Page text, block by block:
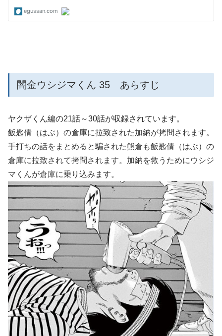
闇金ウシジマくん 35 あらすじ
ヤクザくん編の21話～30話が収録されています。
飯匙倩（はぶ）の倉庫に拉致された加納が拷問されます。
手打ちの話をまとめると騙された熊倉も飯匙倩（はぶ）の
倉庫に拉致されて拷問されます。加納を救うためにウシジ
マくんが倉庫に乗り込みます。